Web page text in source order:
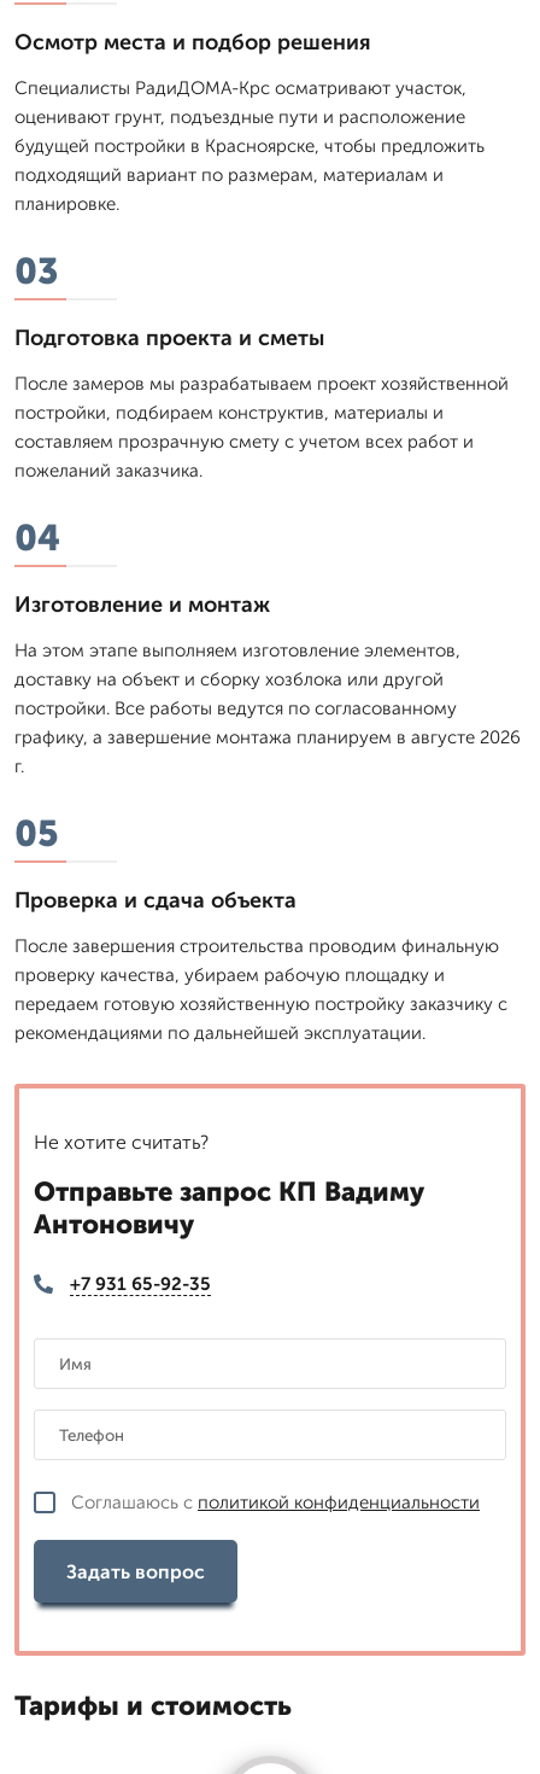
Осмотр места и подбор решения
Специалисты РадиДОМА-Крс осматривают участок,
оценивают грунт, подъездные пути и расположение
будущей постройки в Красноярске, чтобы предложить
подходящий вариант по размерам, материалам и
планировке.
03
Подготовка проекта и сметы
После замеров мы разрабатываем проект хозяйственной
постройки, подбираем конструктив, материалы и
составляем прозрачную смету с учетом всех работ и
пожеланий заказчика.
04
Изготовление и монтаж
На этом этапе выполняем изготовление элементов,
доставку на объект и сборку хозблока или другой
постройки. Все работы ведутся по согласованному
графику, а завершение монтажа планируем в августе 2026
г.
05
Проверка и сдача объекта
После завершения строительства проводим финальную
проверку качества, убираем рабочую площадку и
передаем готовую хозяйственную постройку заказчику с
рекомендациями по дальнейшей эксплуатации.
Не хотите считать?
Отправьте запрос КП Вадиму
Антоновичу
+7 931 65-92-35
Соглашаюсь с политикой конфиденциальности
Задать вопрос
Тарифы и стоимость